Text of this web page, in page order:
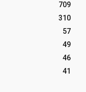
709
310
57
49
46
41